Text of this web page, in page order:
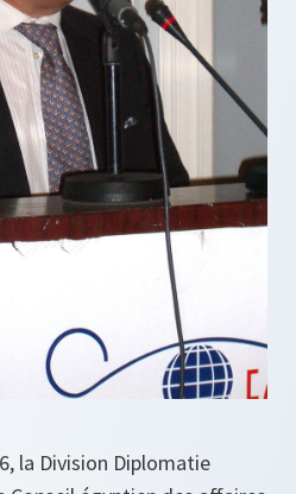
la Division Diplomatie